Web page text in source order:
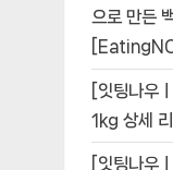
으로 만든
[잇팅나우
1kg 상세
[잇팅나우